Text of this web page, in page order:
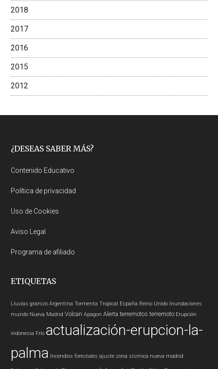
2018
2017
2016
2015
2012
Footer
¿DESEAS SABER MÁS?
Contenido Educativo
Política de privacidad
Uso de Cookies
Aviso Legal
Programa de afiliado
ETIQUETAS
Lluvias granizo Argentina Tormenta Tropical España Reino Unido Inundaciones
mundo Nueva Madrid Volcan Apagon Alerta terremotos terremoto Erupción
indonesia Frío actualización-erupcion-la-
palma Incendios forestales ajuste zona sísmica nueva madrid